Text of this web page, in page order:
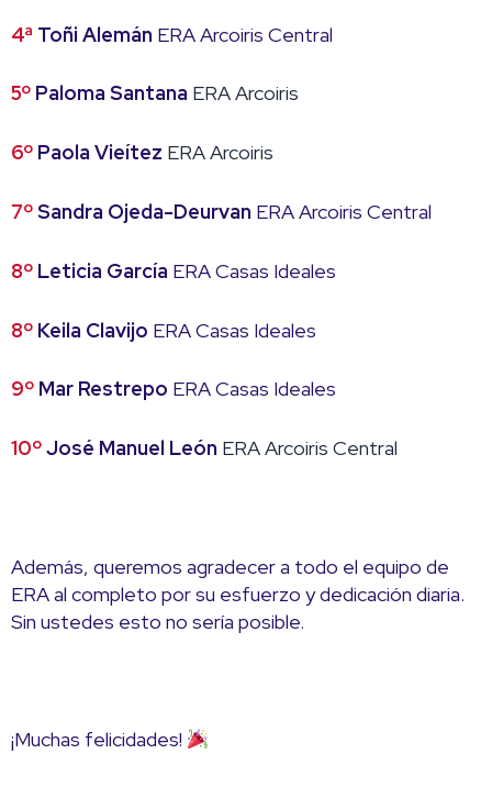
4ª Toñi Alemán ERA Arcoiris Central
5º Paloma Santana ERA Arcoiris
6º Paola Vieítez ERA Arcoiris
7ºSandra Ojeda-Deurvan ERA Arcoiris Central
8º Leticia García ERA Casas Ideales
8º Keila Clavijo ERA Casas Ideales
9º Mar Restrepo ERA Casas Ideales
10ºJosé Manuel León ERA Arcoiris Central
Además, queremos agradecer a todo el equipo de
ERA al completo por su esfuerzo y dedicación diaria.
Sin ustedes esto no sería posible.
¡Muchas felicidades!